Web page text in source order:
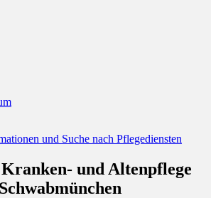
– Informationen
nach Pflegediensten
und Altenpflege